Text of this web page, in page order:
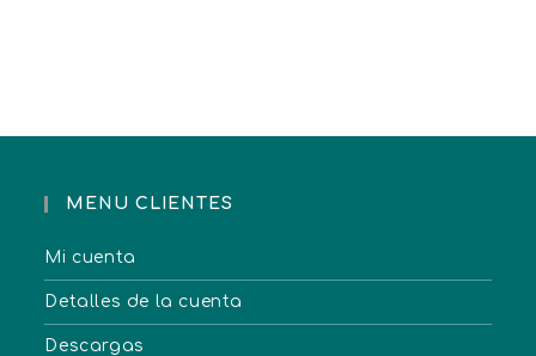
MENU CLIENTES
Mi cuenta
Detalles de la cuenta
Descargas